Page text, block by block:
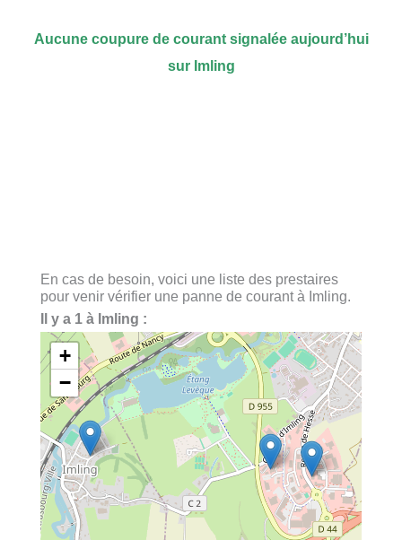
Aucune coupure de courant signalée aujourd’hui
sur Imling
En cas de besoin, voici une liste des prestaires
pour venir vérifier une panne de courant à Imling.
Il y a 1 à Imling :
+
−